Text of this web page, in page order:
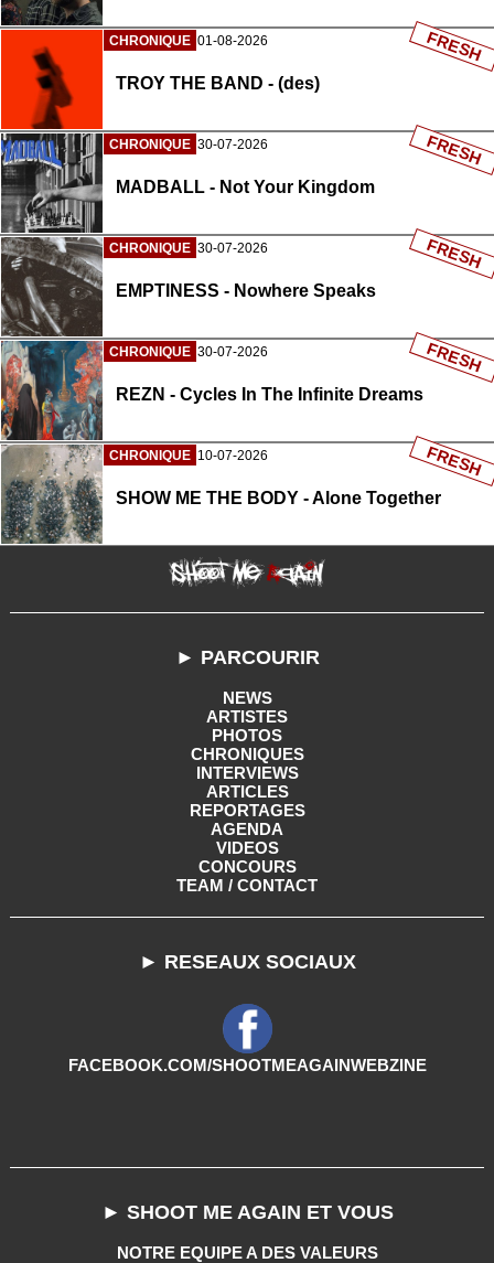
CHRONIQUE 01-08-2026
TROY THE BAND - (des)
FRESH
CHRONIQUE 30-07-2026
MADBALL - Not Your Kingdom
FRESH
CHRONIQUE 30-07-2026
EMPTINESS - Nowhere Speaks
FRESH
CHRONIQUE 30-07-2026
REZN - Cycles In The Infinite Dreams
FRESH
CHRONIQUE 10-07-2026
SHOW ME THE BODY - Alone Together
FRESH
► PARCOURIR
NEWS
ARTISTES
PHOTOS
CHRONIQUES
INTERVIEWS
ARTICLES
REPORTAGES
AGENDA
VIDEOS
CONCOURS
TEAM / CONTACT
► RESEAUX SOCIAUX
FACEBOOK.COM/SHOOTMEAGAINWEBZINE
► SHOOT ME AGAIN ET VOUS
NOTRE EQUIPE A DES VALEURS